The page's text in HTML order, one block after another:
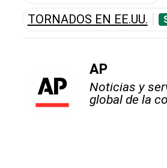
TORNADOS EN EE.UU.
AP
Noticias y
global de la